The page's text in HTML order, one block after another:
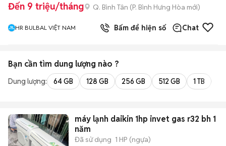
Đến 9 triệu/tháng Q. Bình Tân (P. Bình Hưng Hòa mới)
HR BULBAL VIỆT NAM Bấm để hiện số Chat
Bạn cần tìm dung lượng nào ?
Dung lượng: 64 GB 128 GB 256 GB 512 GB 1 TB
máy lạnh daikin 1hp invet gas r32 bh 1
năm
Đã sử dụng 1 HP (ngựa)